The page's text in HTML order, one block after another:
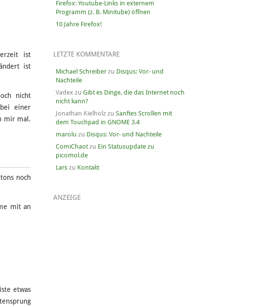
ist
ist
nicht
einer
mir mal.
noch
mit an
etwas
Firefox: Youtube-Links in externem
Programm (z. B. Minitube) öffnen
10 Jahre Firefox!
LETZTE KOMMENTARE
Michael Schreiber zu Disqus: Vor- und
Nachteile
Vadex zuGibt es Dinge, die das Internet noch
nicht kann?
Jonathan Kielholz zuSanftes Scrollen mit
dem Touchpad in GNOME 3.4
marolu zu Disqus: Vor- und Nachteile
ComiChaotzu Ein Statusupdate zu
picomol.de
Lars zu Kontakt
ANZEIGE